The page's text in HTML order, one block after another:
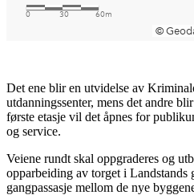
Det ene blir en utvidelse av
utdanningssenter, mens det andre
første etasje vil det åpnes for
og service.
Veiene rundt skal oppgraderes og
opparbeiding av torget i
gangpassasje mellom de nye